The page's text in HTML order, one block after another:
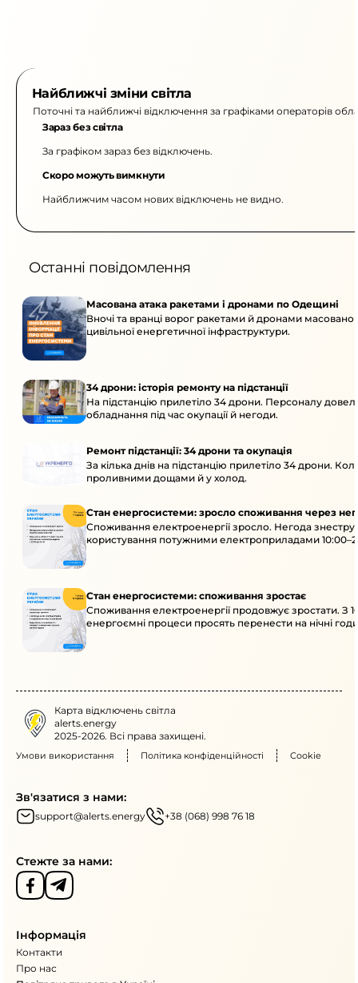
Найближчі зміни світла
Поточні та найближчі відключення за графіками операторів
Зараз без світла
За графіком зараз без відключень.
Скоро можуть вимкнути
Найближчим часом нових відключень не видно.
Останні повідомлення
Масована атака ракетами і дронами по Одещині
Вночі та вранці ворог ракетами й дронами
цивільної енергетичної інфраструктури.
34 дрони: історія ремонту на підстанції
На підстанцію прилетіло 34 дрони. Персоналу
обладнання під час окупації й негоди.
Ремонт підстанції: 34 дрони та окупація
За кілька днів на підстанцію прилетіло 34 дрони.
проливними дощами й у холод.
Стан енергосистеми: зросло споживання через
Споживання електроенергії зросло. Негода
користування потужними електроприладами
Стан енергосистеми: споживання зростає
Споживання електроенергії продовжує зростати. З
енергоємні процеси просять перенести на нічні
Карта відключень світла
alerts.energy
2025-2026. Всі права захищені.
Умови використання Політика конфіденційності Cookie
Зв'язатися з нами:
support@alerts.energy +38 (068) 998 76 18
Стежте за нами:
Інформація
Контакти
Про нас